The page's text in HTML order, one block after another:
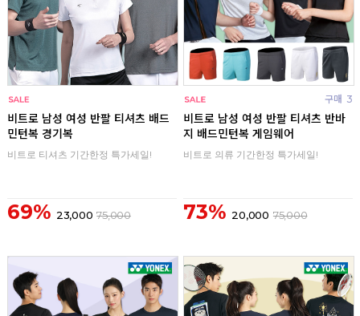
비트로 남성 여성 반팔 티셔츠 배드
민턴복 경기복
비트로 티셔츠 기간한정 특가세일!
69% 23,000 75,000
구매 3
비트로 남성 여성 반팔 티셔츠 반바
지 배드민턴복 게임웨어
비트로 의류 기간한정 특가세일!
73% 20,000 75,000